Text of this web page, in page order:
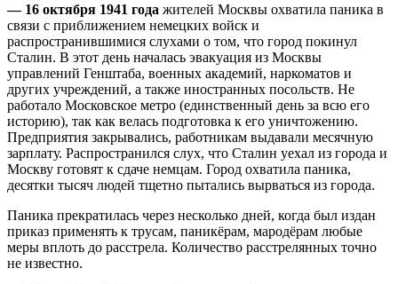
— 16 октября 1941 года жителей Москвы охватила паника в
связи с приближением немецких войск и
распространившимися слухами о том, что город покинул
Сталин. В этот день началась эвакуация из Москвы
управлений Генштаба, военных академий, наркоматов и
других учреждений, а также иностранных посольств. Не
работало Московское метро (единственный день за всю его
историю), так как велась подготовка к его уничтожению.
Предприятия закрывались, работникам выдавали месячную
зарплату. Распространился слух, что Сталин уехал из города и
Москву готовят к сдаче немцам. Город охватила паника,
десятки тысяч людей тщетно пытались вырваться из города.
Паника прекратилась через несколько дней, когда был издан
приказ применять к трусам, паникёрам, мародёрам любые
меры вплоть до расстрела. Количество расстрелянных точно
не известно.